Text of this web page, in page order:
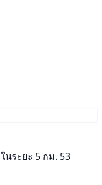
ในระยะ 5 กม. 53